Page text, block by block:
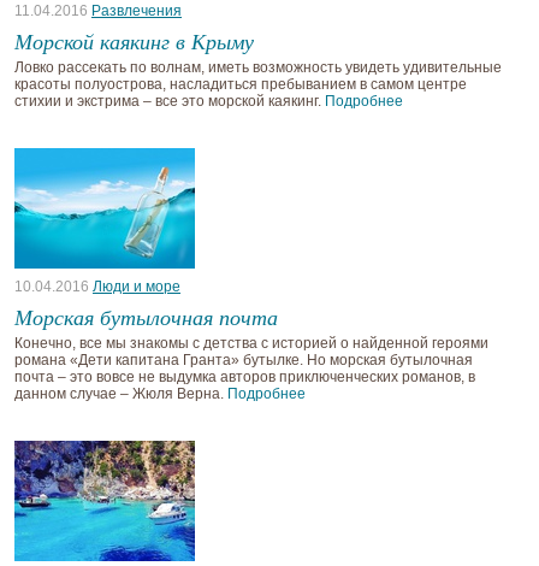
11.04.2016 Развлечения
Морской каякинг в Крыму
Ловко рассекать по волнам, иметь возможность увидеть удивительные
красоты полуострова, насладиться пребыванием в самом центре
стихии и экстрима – все это морской каякинг. Подробнее
10.04.2016 Люди и море
Морская бутылочная почта
Конечно, все мы знакомы с детства с историей о найденной героями
романа «Дети капитана Гранта» бутылке. Но морская бутылочная
почта – это вовсе не выдумка авторов приключенческих романов, в
данном случае – Жюля Верна. Подробнее